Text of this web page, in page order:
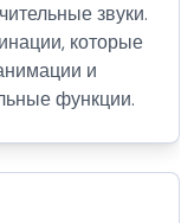
звуки.
которые
и
функции.